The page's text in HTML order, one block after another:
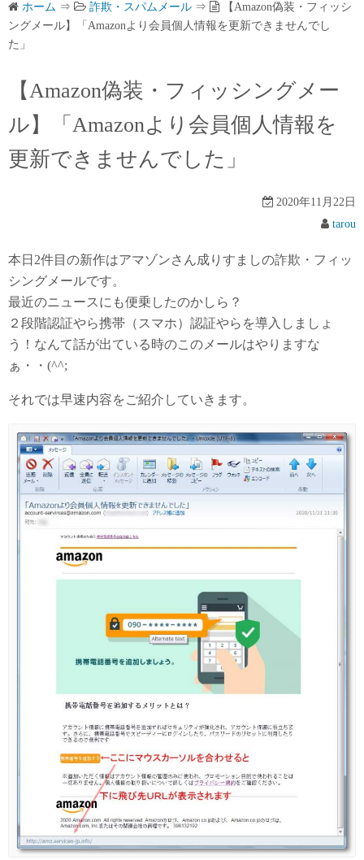
ホーム ⇒ 詐欺・スパムメール ⇒
【Amazon偽装・フィッシ
ングメール】「Amazonより会員個人情報を更新できませんでし
た」
【Amazon偽装・フィッシングメー
ル】「Amazonより会員個人情報を
更新できませんでした」
2020年11月22日
tarou
本日2件目の新作はアマゾンさん成りすましの詐欺・フィッ
シングメールです。
最近のニュースにも便乗したのかしら？
２段階認証やら携帯（スマホ）認証やらを導入しましょ
う！なんて話が出ている時のこのメールはやりますな
ぁ・・(^^;
それでは早速内容をご紹介していきます。